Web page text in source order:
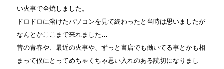
い火事で全焼しました。
ドロドロに溶けたパソコンを見て終わったと当時は思いましたが
なんとかここまで来れました…
昔の青春や、最近の火事や、ずっと書店でも働いてる事とかも相
まって僕にとってめちゃくちゃ思い入れのある読切になりまし